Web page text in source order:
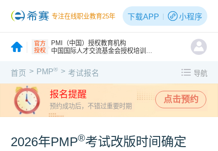
专注在线职业教育25年 下载APP 小程序
官方
授权
PMI（中国）授权教育机构
中国国际人才交流基金会授权培训机构
首页 > PMP® > 考试报名 导航
报名提醒
预约成功后，不错过重要时期
点击预约
2026年PMP®考试改版时间确定